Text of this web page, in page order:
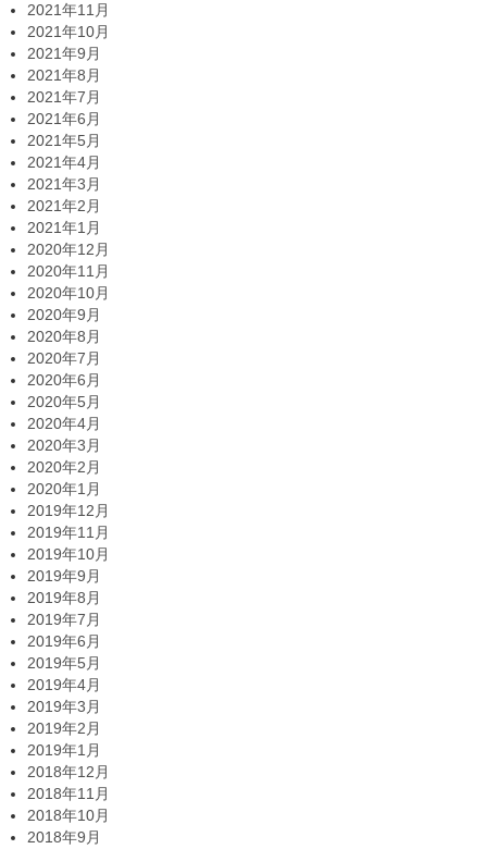
2021年11月
2021年10月
2021年9月
2021年8月
2021年7月
2021年6月
2021年5月
2021年4月
2021年3月
2021年2月
2021年1月
2020年12月
2020年11月
2020年10月
2020年9月
2020年8月
2020年7月
2020年6月
2020年5月
2020年4月
2020年3月
2020年2月
2020年1月
2019年12月
2019年11月
2019年10月
2019年9月
2019年8月
2019年7月
2019年6月
2019年5月
2019年4月
2019年3月
2019年2月
2019年1月
2018年12月
2018年11月
2018年10月
2018年9月